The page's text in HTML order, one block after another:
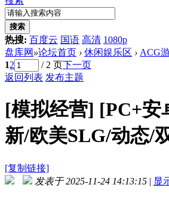
搜索
热搜: 百度云 国语 高清 1080p
盘库网 »论坛首页 › 休闲娱乐区 › ACG
12 / 2 页下一页
返回列表 发布主题
[模拟经营] [PC+安
新/欧美SLG/动态/
[复制链接]
发表于 2025-11-24 14:13:15 | 显